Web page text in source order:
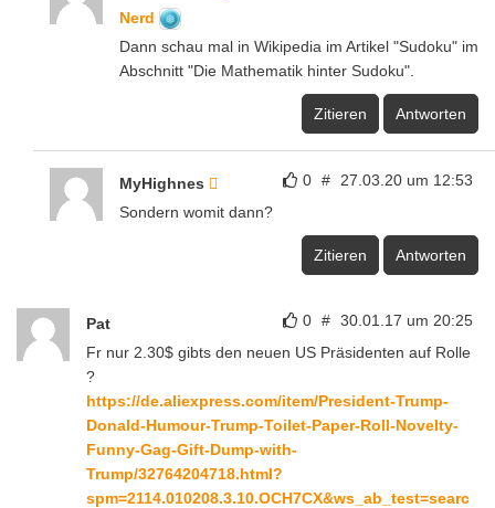
Nerd
Dann schau mal in Wikipedia im Artikel "Sudoku" im
Abschnitt "Die Mathematik hinter Sudoku".
Zitieren Antworten
0 # 27.03.20 um 12:53
MyHighnes
Sondern womit dann?
Zitieren Antworten
0 # 30.01.17 um 20:25
Pat
Fr nur 2.30$ gibts den neuen US Präsidenten auf Rolle
?
https://de.aliexpress.com/item/President-Trump-
Donald-Humour-Trump-Toilet-Paper-Roll-Novelty-
Funny-Gag-Gift-Dump-with-
Trump/32764204718.html?
spm=2114.010208.3.10.OCH7CX&ws_ab_test=searc